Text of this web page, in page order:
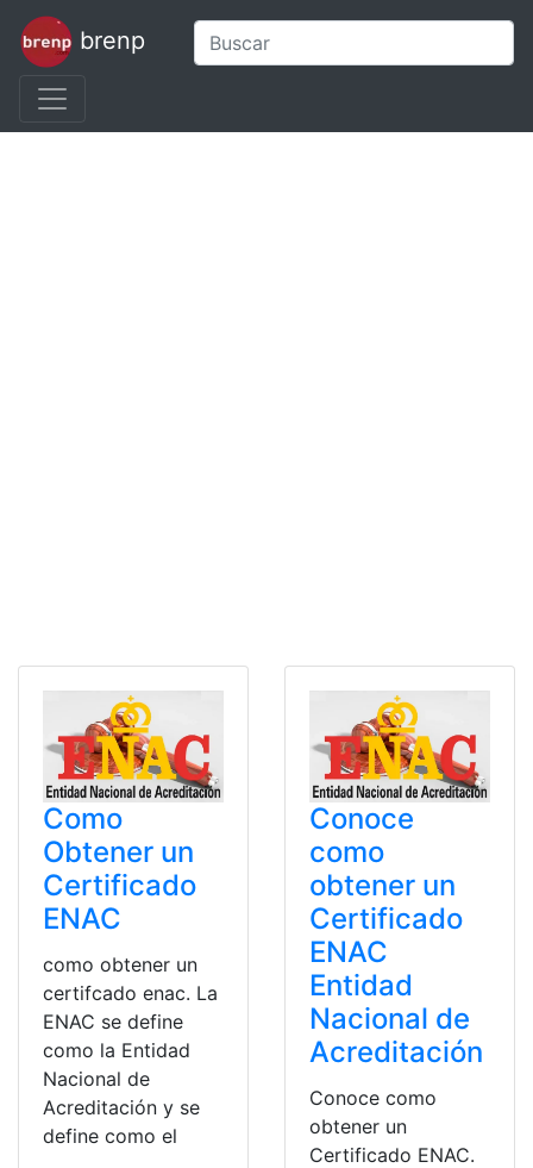
brenp
Como
Obtener un
Certificado
ENAC
como obtener un
certifcado enac. La
ENAC se define
como la Entidad
Nacional de
Acreditación y se
define como el
Conoce
como
obtener un
Certificado
ENAC
Entidad
Nacional de
Acreditación
Conoce como
obtener un
Certificado ENAC.